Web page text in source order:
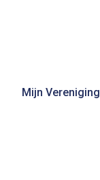
Mijn Vereniging